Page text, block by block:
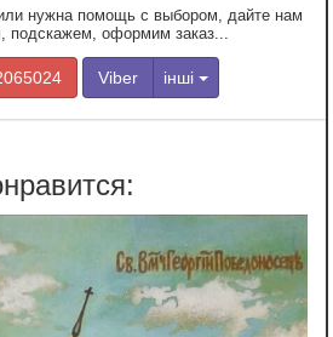
нужна помощь с выбором, дайте нам
подскажем, оформим заказ...
Viber інші